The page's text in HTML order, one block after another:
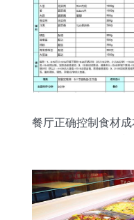
餐厅正确控制食材